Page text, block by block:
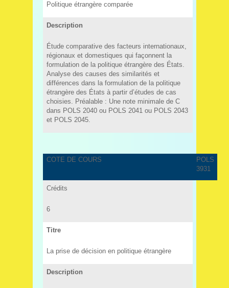
Politique étrangère comparée
Description
Étude comparative des facteurs internationaux,
régionaux et domestiques qui façonnent la
formulation de la politique étrangère des États.
Analyse des causes des similarités et
différences dans la formulation de la politique
étrangère des États à partir d’études de cas
choisies. Préalable : Une note minimale de C
dans POLS 2040 ou POLS 2041 ou POLS 2043
et POLS 2045.
COTE DE COURS
POLS
3931
Crédits
6
Titre
La prise de décision en politique étrangère
Description